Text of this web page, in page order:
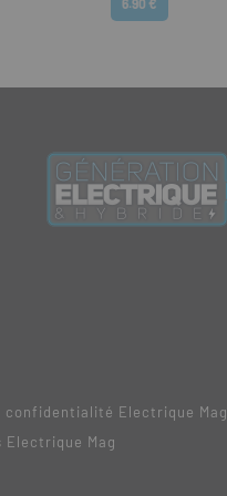
6.90 €
confidentialité Electrique Mag
Electrique Mag